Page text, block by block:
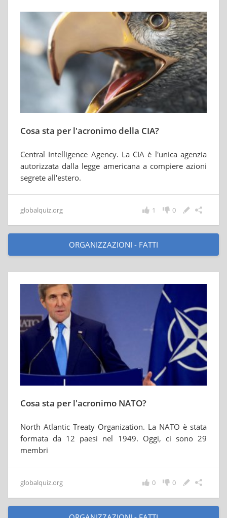
Cosa sta per l'acronimo della CIA?
Central Intelligence Agency. La CIA è l'unica agenzia
autorizzata dalla legge americana a compiere azioni
segrete all'estero.
globalquiz.org 0
1
ORGANIZZAZIONI - FATTI
Cosa sta per l'acronimo NATO?
North Atlantic Treaty Organization. La NATO è stata
formata da 12 paesi nel 1949. Oggi, ci sono 29
membri
globalquiz.org 0
0